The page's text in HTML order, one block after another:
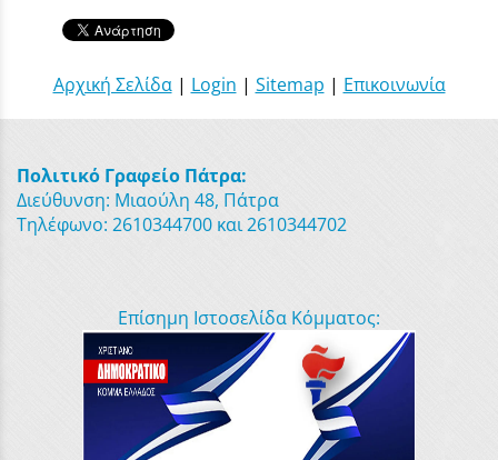
Αρχική Σελίδα| Login | Sitemap | Επικοινωνία
Πολιτικό Γραφείο Πάτρα:
Διεύθυνση: Μιαούλη 48, Πάτρα
Τηλέφωνο: 2610344700 και 2610344702
Επίσημη Ιστοσελίδα Κόμματος: